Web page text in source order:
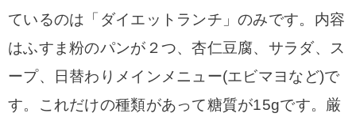
ているのは「ダイエットランチ」のみです。 内容
はふすま粉のパンが２つ、杏仁豆腐、サラダ、ス
ープ、日替わりメインメニュー(エビマヨなど)で
す。
これだけの種類があって糖質が15gです。厳